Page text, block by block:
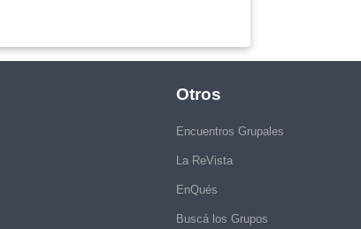
Otros
Encuentros Grupales
La ReVista
EnQués
Buscá los Grupos